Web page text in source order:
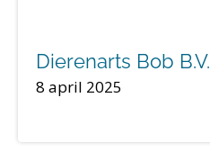
Dierenarts Bob B.V.
8 april 2025